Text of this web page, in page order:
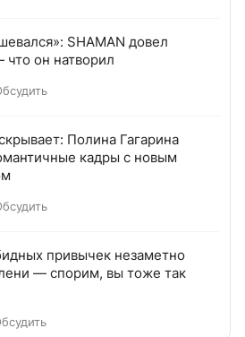
SHAMAN довел
он натворил
Полина Гагарина
кадры с новым
привычек незаметно
— спорим, вы тоже так